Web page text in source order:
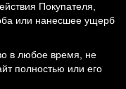
Покупателя,
или нанесшее ущерб
в любое время, не
полностью или его